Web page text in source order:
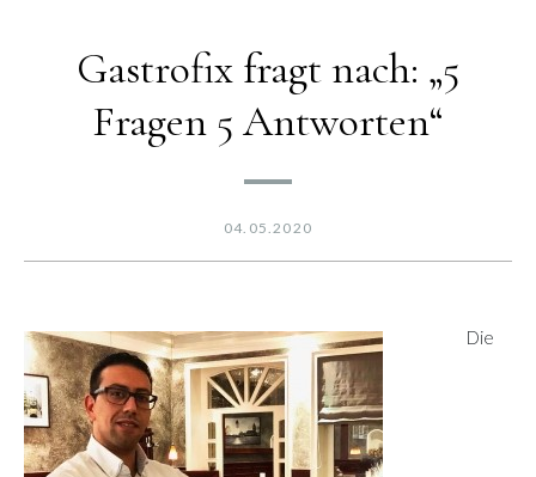
Gastrofix fragt nach: „5
Fragen 5 Antworten“
04.05.2020
Die